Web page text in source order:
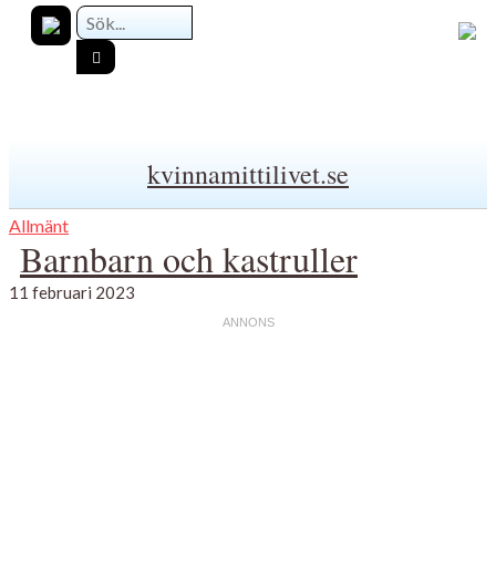
kvinnamittilivet.se
Allmänt
Barnbarn och kastruller
11 februari 2023